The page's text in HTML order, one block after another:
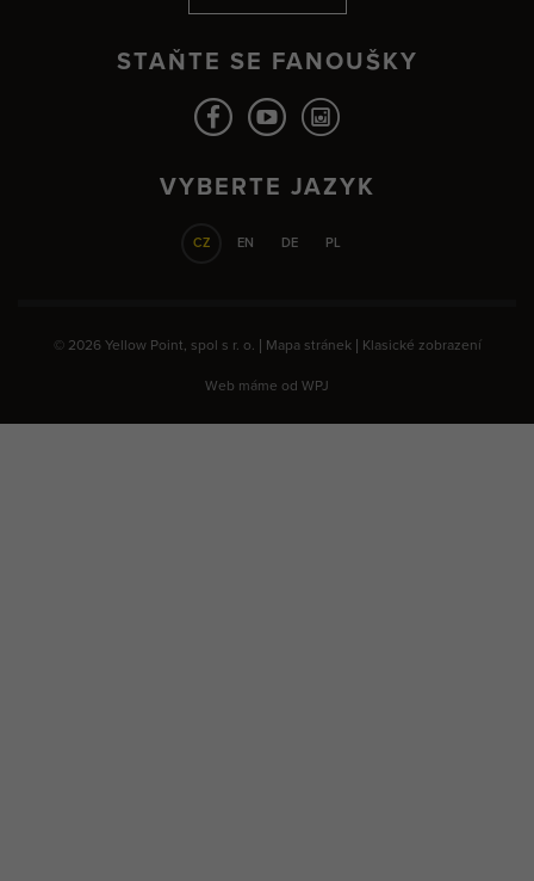
STAŇTE SE FANOUŠKY
VYBERTE JAZYK
CZ EN DE PL
© 2026 Yellow Point, spol s r. o. | Mapa stránek| Klasické zobrazení
Web máme od WPJ